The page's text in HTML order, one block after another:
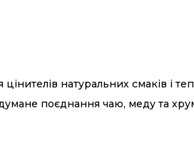
натуральних смаків і
поєднання чаю, меду та